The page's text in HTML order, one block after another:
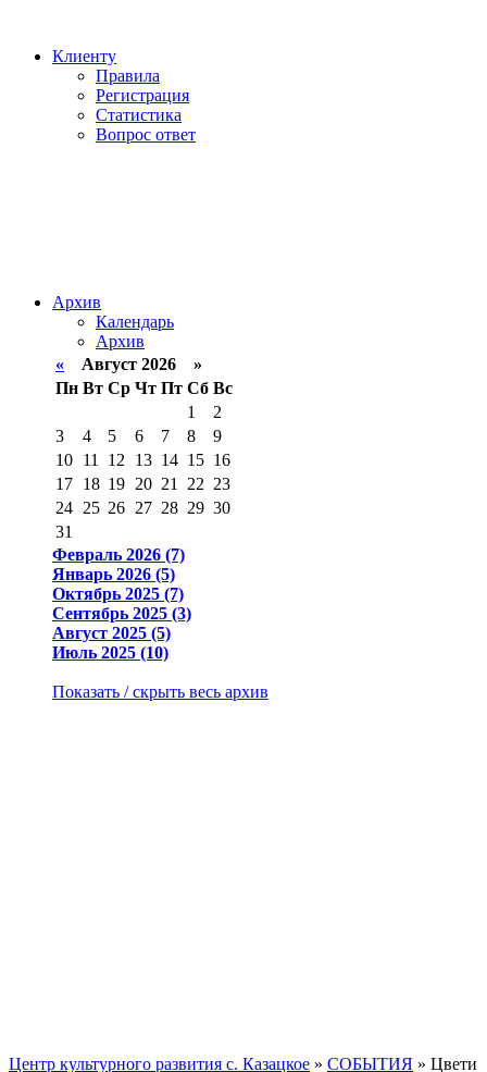
Клиенту
Правила
Регистрация
Статистика
Вопрос ответ
Архив
Календарь
Архив
« Август 2026 »
Пн Вт Ср Чт Пт Сб Вс
1
2
3
4 5 6 7 8
9
10 11 12 13 14 15 16
17 18 19 20 21 22 23
24 25 26 27 28 29 30
31
Февраль 2026 (7)
Январь 2026 (5)
Октябрь 2025 (7)
Сентябрь 2025 (3)
Август 2025 (5)
Июль 2025 (10)
Показать / скрыть весь архив
Центр культурного развития с. Казацкое » СОБЫТИЯ » Цвети